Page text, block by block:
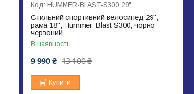
HUMMER-BLAST-S300 29"
Стильний спортивний велосипед 29",
рама 18", Hummer-Blast S300, чорно-
червоний
В наявності
13 100 ₴
9 990 ₴
Купити